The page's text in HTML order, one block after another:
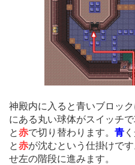
神殿内に入ると青いブロッ
にある丸い球体がスイッチ
と赤で切り替わります。 青
と赤が沈むという仕掛けです
せ左の階段に進みます。